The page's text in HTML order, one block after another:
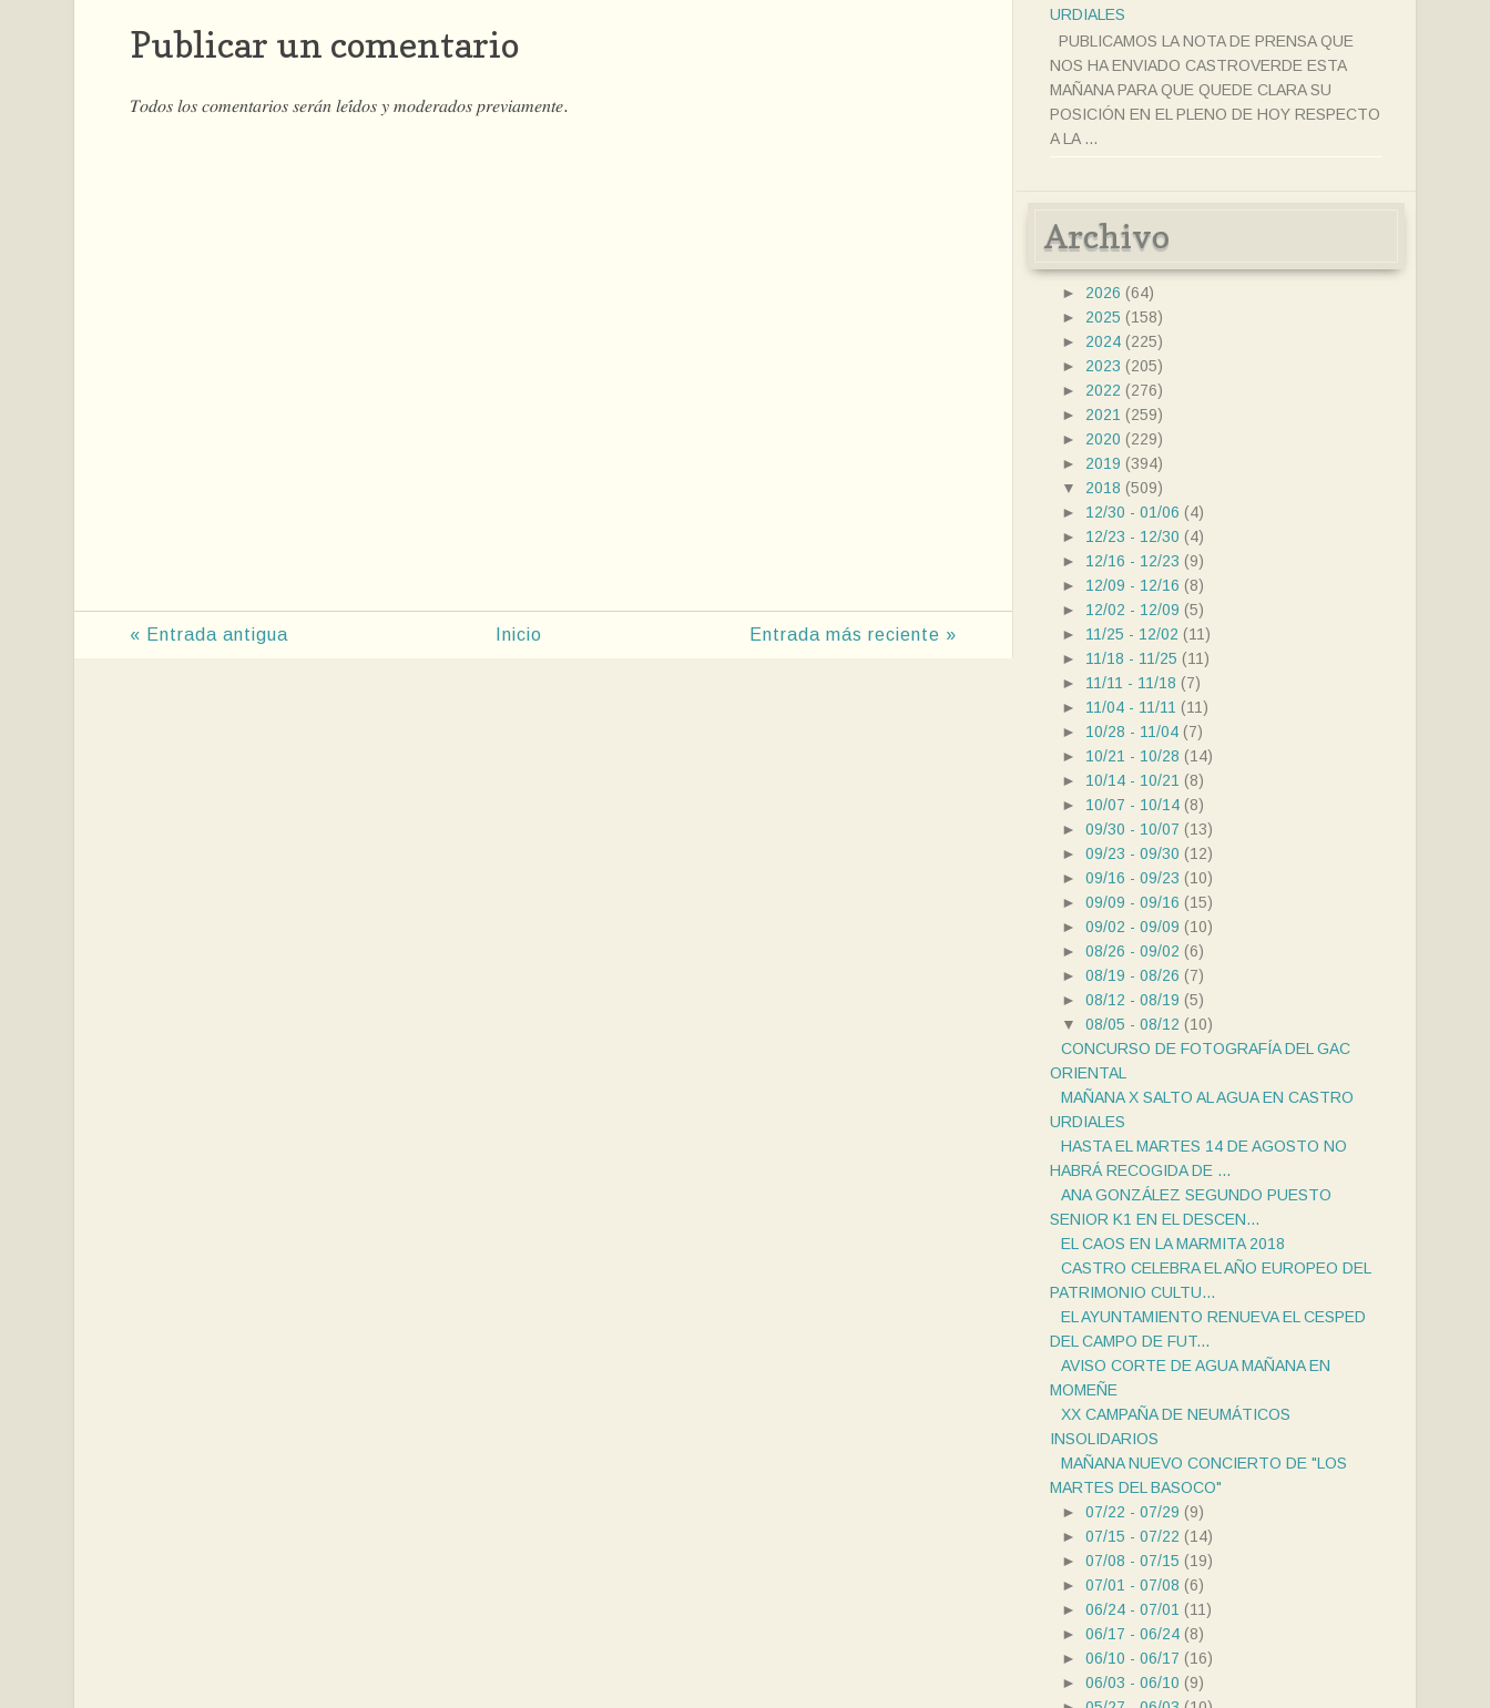
Publicar un comentario
𝑇𝑜𝑑𝑜𝑠 𝑙𝑜𝑠 𝑐𝑜𝑚𝑒𝑛𝑡𝑎𝑟𝑖𝑜𝑠 𝑠𝑒𝑟𝑎́𝑛 𝑙𝑒𝑖́𝑑𝑜𝑠 𝑦 𝑚𝑜𝑑𝑒𝑟𝑎𝑑𝑜𝑠 𝑝𝑟𝑒𝑣𝑖𝑎𝑚𝑒𝑛𝑡𝑒.
Entrada más reciente »
« Entrada antigua Inicio
URDIALES
PUBLICAMOS LA NOTA DE PRENSA QUE
NOS HA ENVIADO CASTROVERDE ESTA
MAÑANA PARA QUE QUEDE CLARA SU
POSICIÓN EN EL PLENO DE HOY RESPECTO
A LA ...
Archivo
► 2026 (64)
► 2025 (158)
► 2024 (225)
► 2023 (205)
► 2022 (276)
► 2021 (259)
► 2020 (229)
► 2019 (394)
▼
2018 (509)
► 12/30 - 01/06 (4)
► 12/23 - 12/30 (4)
► 12/16 - 12/23 (9)
► 12/09 - 12/16 (8)
► 12/02 - 12/09 (5)
► 11/25 - 12/02 (11)
► 11/18 - 11/25 (11)
► 11/11 - 11/18 (7)
► 11/04 - 11/11 (11)
► 10/28 - 11/04 (7)
► 10/21 - 10/28 (14)
► 10/14 - 10/21 (8)
► 10/07 - 10/14 (8)
► 09/30 - 10/07 (13)
► 09/23 - 09/30 (12)
► 09/16 - 09/23 (10)
► 09/09 - 09/16 (15)
► 09/02 - 09/09 (10)
► 08/26 - 09/02 (6)
► 08/19 - 08/26 (7)
► 08/12 - 08/19 (5)
▼
08/05 - 08/12 (10)
CONCURSO DE FOTOGRAFÍA DEL GAC
ORIENTAL
MAÑANA X SALTO AL AGUA EN CASTRO
URDIALES
HASTA EL MARTES 14 DE AGOSTO NO
HABRÁ RECOGIDA DE ...
ANA GONZÁLEZ SEGUNDO PUESTO
SENIOR K1 EN EL DESCEN...
EL CAOS EN LA MARMITA 2018
CASTRO CELEBRA EL AÑO EUROPEO DEL
PATRIMONIO CULTU...
EL AYUNTAMIENTO RENUEVA EL CESPED
DEL CAMPO DE FUT...
AVISO CORTE DE AGUA MAÑANA EN
MOMEÑE
XX CAMPAÑA DE NEUMÁTICOS
INSOLIDARIOS
MAÑANA NUEVO CONCIERTO DE "LOS
MARTES DEL BASOCO"
► 07/22 - 07/29 (9)
► 07/15 - 07/22 (14)
► 07/08 - 07/15 (19)
► 07/01 - 07/08 (6)
► 06/24 - 07/01 (11)
► 06/17 - 06/24 (8)
► 06/10 - 06/17 (16)
► 06/03 - 06/10 (9)